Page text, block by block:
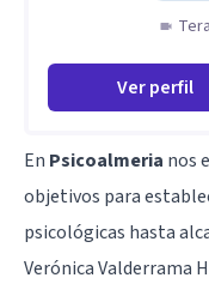
Ver perfil
En Psicoalmeria nos
objetivos para
psicológicas hasta
Verónica Valderrama